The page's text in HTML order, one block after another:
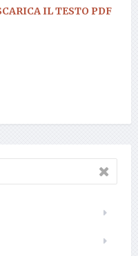
IL TESTO PDF